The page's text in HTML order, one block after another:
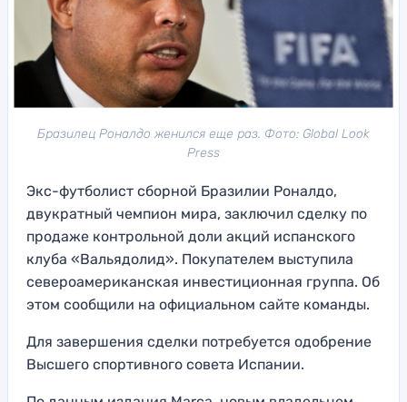
Бразилец Роналдо женился еще раз. Фото: Global Look
Press
Экс-футболист сборной Бразилии Роналдо,
двукратный чемпион мира, заключил сделку по
продаже контрольной доли акций испанского
клуба «Вальядолид». Покупателем выступила
североамериканская инвестиционная группа. Об
этом сообщили на официальном сайте команды.
Для завершения сделки потребуется одобрение
Высшего спортивного совета Испании.